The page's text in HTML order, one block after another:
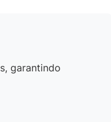
garantindo